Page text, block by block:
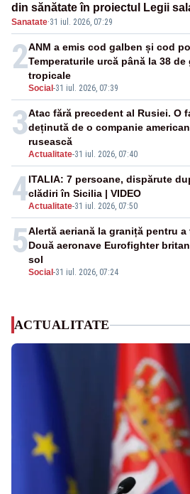
din sănătate în proiectul Legii
Sanatate·31 iul. 2026, 07:29
2
Social -31 iul. 2026, 07:39
ANM a emis cod galben și cod
Temperaturile urcă până la 38
tropicale
3
Actualitate-31 iul. 2026, 07:40
Atac fără precedent al Rusiei. O
deținută de o companie
rusească
4Actualitate-31 iul. 2026, 07:50
ITALIA: 7 persoane, dispărute
clădiri în Sicilia | VIDEO
5
Social -31 iul. 2026, 07:24
Alertă aeriană la graniță pentru a
Două aeronave Eurofighter
sol
ACTUALITATE